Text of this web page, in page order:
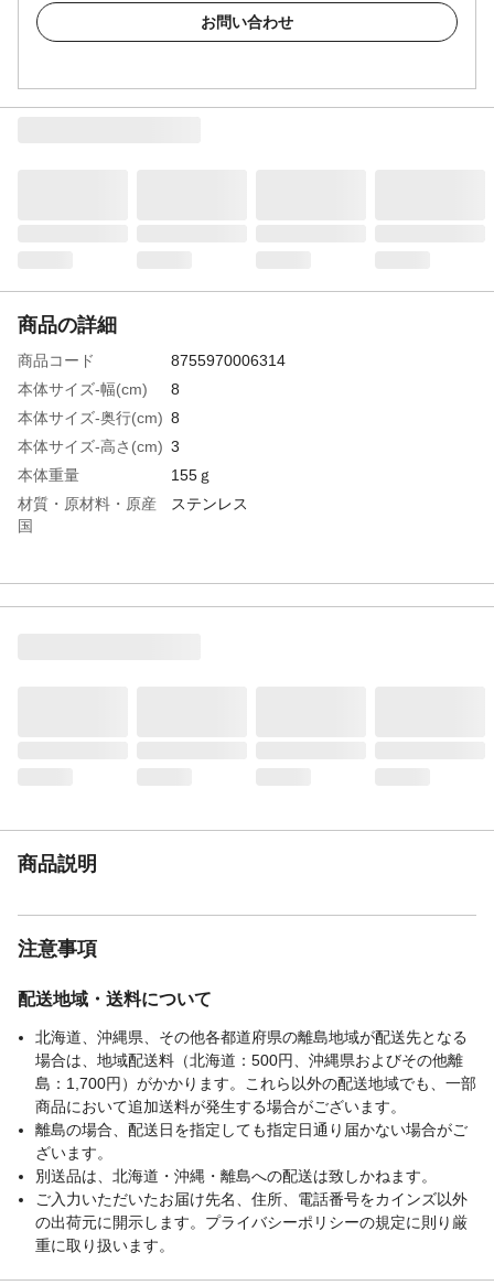
お問い合わせ
商品の詳細
商品コード
8755970006314
本体サイズ-幅(cm)
8
本体サイズ-奥行(cm) 8
本体サイズ-高さ(cm) 3
本体重量
155ｇ
材質・原材料・原産
国
ステンレス
商品説明
注意事項
配送地域・送料について
北海道、沖縄県、その他各都道府県の離島地域が配送先となる
場合は、地域配送料（北海道：500円、沖縄県およびその他離
島：1,700円）がかかります。これら以外の配送地域でも、一部
商品において追加送料が発生する場合がございます。
離島の場合、配送日を指定しても指定日通り届かない場合がご
ざいます。
別送品は、北海道・沖縄・離島への配送は致しかねます。
ご入力いただいたお届け先名、住所、電話番号をカインズ以外
の出荷元に開示します。プライバシーポリシーの規定に則り厳
重に取り扱います。